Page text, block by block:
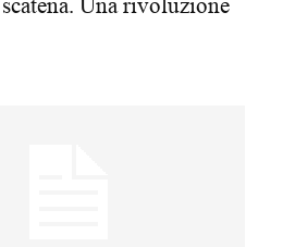
Una rivoluzione